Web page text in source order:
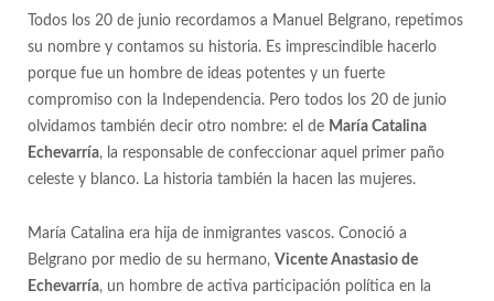
Todos los 20 de junio recordamos a Manuel Belgrano, repetimos
su nombre y contamos su historia. Es imprescindible hacerlo
porque fue un hombre de ideas potentes y un fuerte
compromiso con la Independencia. Pero todos los 20 de junio
olvidamos también decir otro nombre: el de María Catalina
Echevarría, la responsable de confeccionar aquel primer paño
celeste y blanco. La historia también la hacen las mujeres.
María Catalina era hija de inmigrantes vascos. Conoció a
Belgrano por medio de su hermano, Vicente Anastasio de
Echevarría, un hombre de activa participación política en la